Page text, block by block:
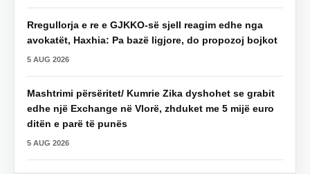
Rregullorja e re e GJKKO-së sjell reagim edhe nga
avokatët, Haxhia: Pa bazë ligjore, do propozoj bojkot
5 AUG 2026
Mashtrimi përsëritet/ Kumrie Zika dyshohet se grabit
edhe një Exchange në Vlorë, zhduket me 5 mijë euro
ditën e parë të punës
5 AUG 2026